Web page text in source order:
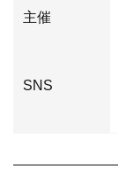
主催
SNS